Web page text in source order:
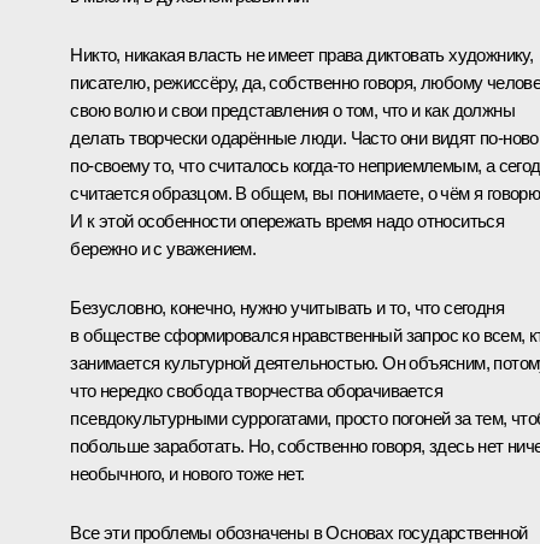
Никто, никакая власть не имеет права диктовать художнику,
писателю, режиссёру, да, собственно говоря, любому
свою волю и свои представления о том, что и как должны
делать творчески одарённые люди. Часто они видят
по‑своему то, что считалось когда‑то неприемлемым, а
считается образцом. В общем, вы понимаете, о чём я
И к этой особенности опережать время надо относиться
бережно и с уважением.
Безусловно, конечно, нужно учитывать и то, что сегодня
в обществе сформировался нравственный запрос ко всем,
занимается культурной деятельностью. Он объясним,
что нередко свобода творчества оборачивается
псевдокультурными суррогатами, просто погоней за тем,
побольше заработать. Но, собственно говоря, здесь нет
необычного, и нового тоже нет.
Все эти проблемы обозначены в Основах государственной